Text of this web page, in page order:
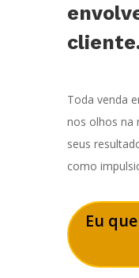
Toda venda
nos olhos na
seus
como
Eu